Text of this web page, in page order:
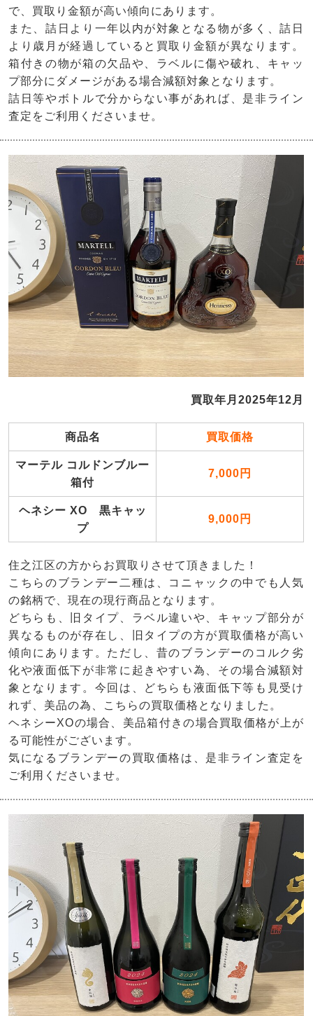
で、買取り金額が高い傾向にあります。
また、詰日より一年以内が対象となる物が多く、詰日
より歳月が経過していると買取り金額が異なります。
箱付きの物が箱の欠品や、ラベルに傷や破れ、キャッ
プ部分にダメージがある場合減額対象となります。
詰日等やボトルで分からない事があれば、是非ライン
査定をご利用くださいませ。
買取年月2025年12月
商品名 買取価格
マーテル コルドンブルー
箱付
7,000円
ヘネシー XO 黒キャッ
プ
9,000円
住之江区の方からお買取りさせて頂きました！
こちらのブランデー二種は、コニャックの中でも人気
の銘柄で、現在の現行商品となります。
どちらも、旧タイプ、ラベル違いや、キャップ部分が
異なるものが存在し、旧タイプの方が買取価格が高い
傾向にあります。ただし、昔のブランデーのコルク劣
化や液面低下が非常に起きやすい為、その場合減額対
象となります。今回は、どちらも液面低下等も見受け
れず、美品の為、こちらの買取価格となりました。
ヘネシーXOの場合、美品箱付きの場合買取価格が上が
る可能性がございます。
気になるブランデーの買取価格は、是非ライン査定を
ご利用くださいませ。